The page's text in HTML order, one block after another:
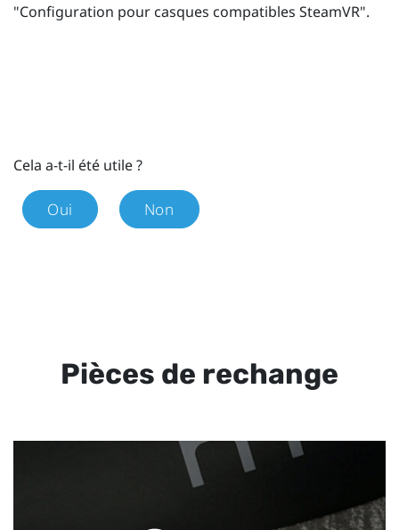
"‍Configuration pour casques compatibles SteamVR"‍.
Cela a-t-il été utile ?
Oui Non
Pièces de rechange